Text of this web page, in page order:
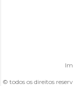
© todos os direitos